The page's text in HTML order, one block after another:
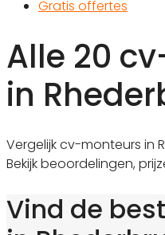
Gratis offertes
Alle 20
in
Vergelijk cv-monteurs in
Bekijk beoordelingen,
Vind de